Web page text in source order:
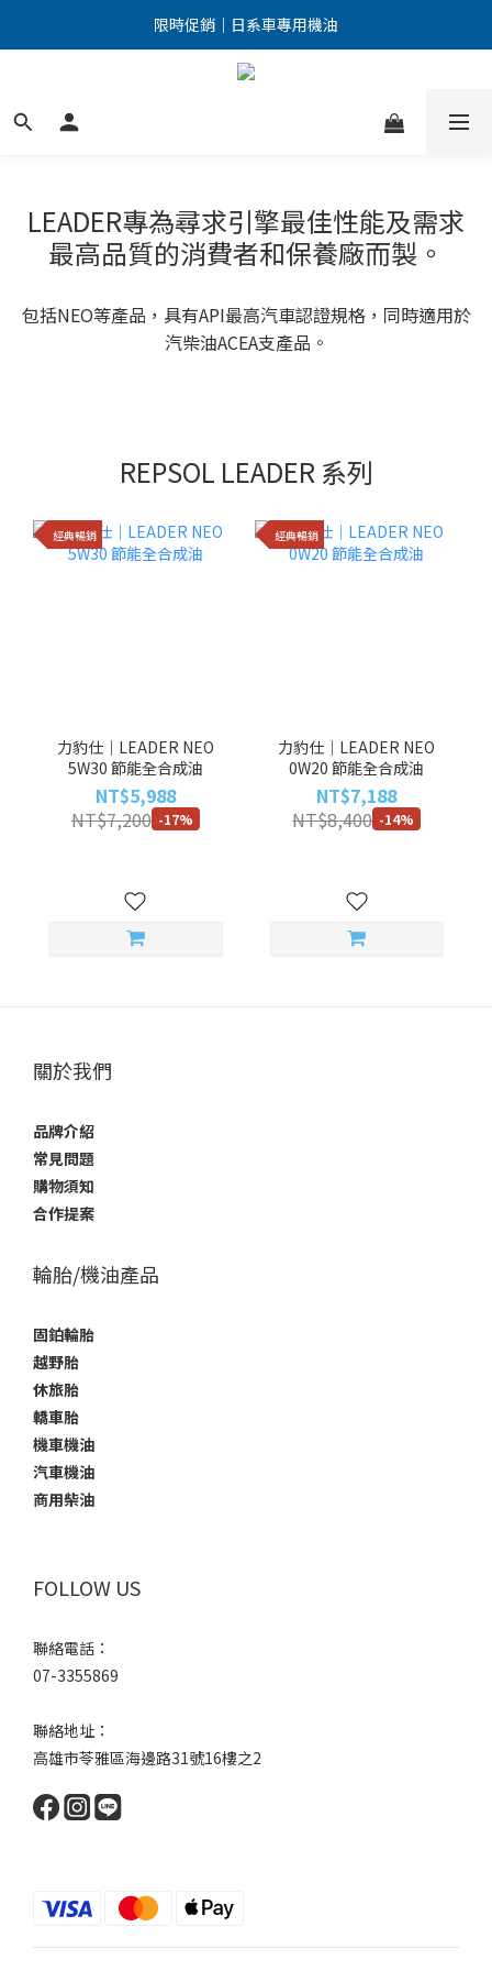
點擊加入LINE好友 優惠訊息不漏接！
限時促銷｜日系車專用機油
點擊加入LINE好友 優惠訊息不漏接！
LEADER專為尋求引擎最佳性能及需求
最高品質的消費者和保養廠而製​。
包括NEO等產品，具有API最高汽車認證規格，同時適用於
汽柴油ACEA支產品。
REPSOL LEADER 系列
經典暢銷
力豹仕｜LEADER NEO
5W30 節能全合成油
NT$5,988
NT$7,200 -17%
經典暢銷
力豹仕｜LEADER NEO
0W20 節能全合成油
NT$7,188
NT$8,400 -14%
關於我們
品牌介紹
常見問題
購物須知
合作提案
輪胎/機油產品
固鉑輪胎
越野胎
休旅胎
轎車胎
機車機油
汽車機油
商用柴油
FOLLOW US
聯絡電話：
07-3355869
聯絡地址：
高雄市苓雅區海邊路31號16樓之2